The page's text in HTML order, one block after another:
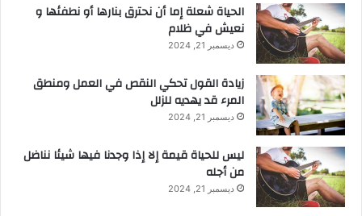
الحياة شعلة إما أن نحترق بنارها أو نطفئها و
نعيش في ظلام
ديسمبر 21, 2024
زيادة القول تحكي النقص في العمل ومنطق
المرء قد يهديه للزلل
ديسمبر 21, 2024
ليس للحياة قيمة إلا إذا وجدنا فيها شيئا نناضل
من أجله
ديسمبر 21, 2024